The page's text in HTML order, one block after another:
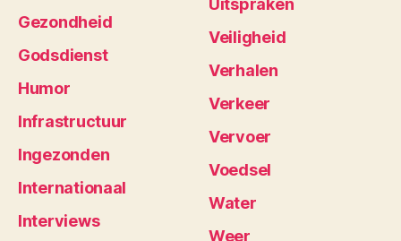
Gezondheid
Godsdienst
Humor
Infrastructuur
Ingezonden
Internationaal
Interviews
Uitspraken
Veiligheid
Verhalen
Verkeer
Vervoer
Voedsel
Water
Weer